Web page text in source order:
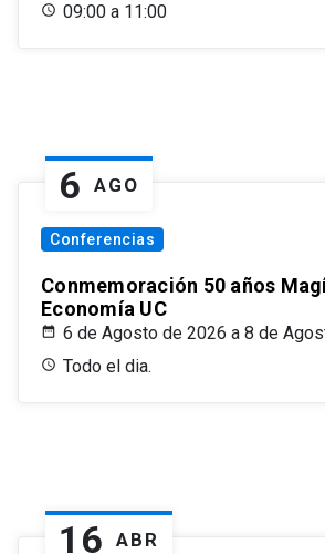
09:00 a 11:00
6 AGO
Conferencias
Conmemoración 50 años
Economía UC
6 de Agosto de 2026 a 8 de
Todo el dia.
16 ABR